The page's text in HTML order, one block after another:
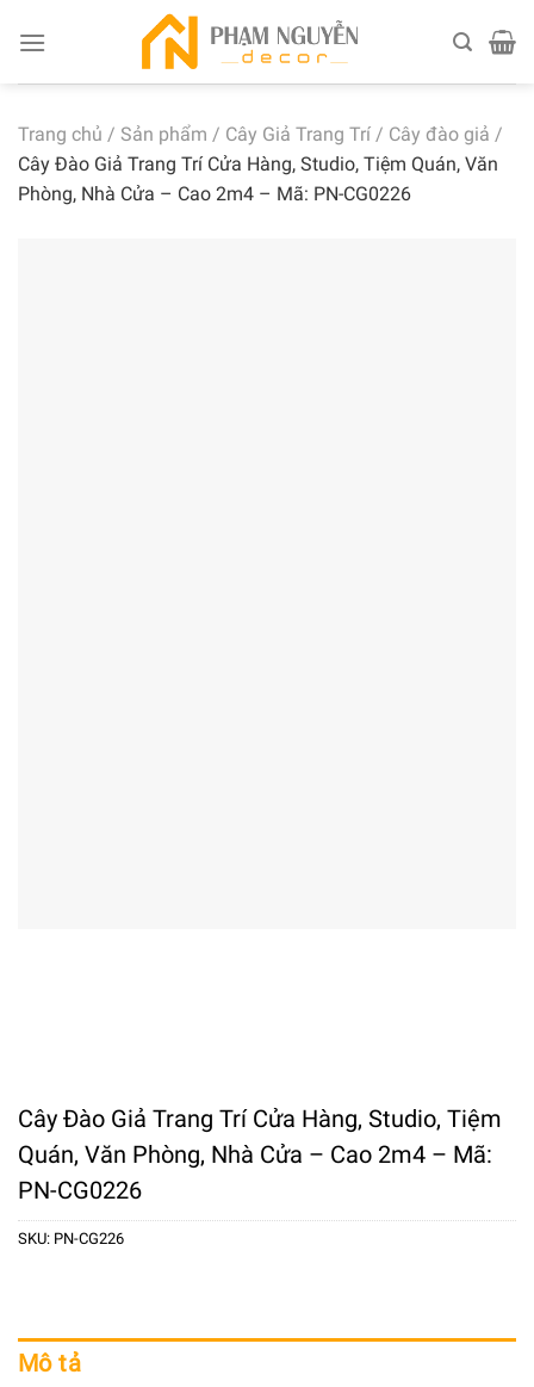
Trang chủ / Sản phẩm / Cây Giả Trang Trí / Cây đào giả /
Cây Đào Giả Trang Trí Cửa Hàng, Studio, Tiệm Quán, Văn
Phòng, Nhà Cửa – Cao 2m4 – Mã: PN-CG0226
Cây Đào Giả Trang Trí Cửa Hàng, Studio, Tiệm
Quán, Văn Phòng, Nhà Cửa – Cao 2m4 – Mã:
PN-CG0226
SKU: PN-CG226
Mô tả